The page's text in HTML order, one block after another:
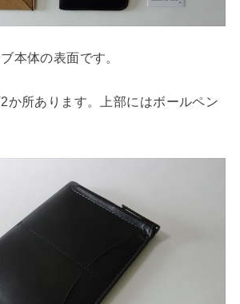
本体の表面です。
か所あります。上部にはボールペン